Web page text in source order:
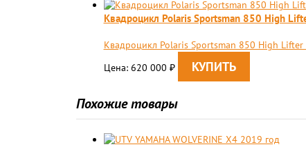
Квадроцикл Polaris Sportsman 850 High
Квадроцикл Polaris Sportsman 850 High
Цена: 620 000 ₽
Похожие товары